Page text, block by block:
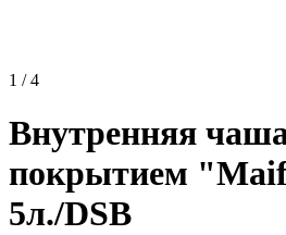
1 / 4
Внутренняя
покрытием
5л./DSB